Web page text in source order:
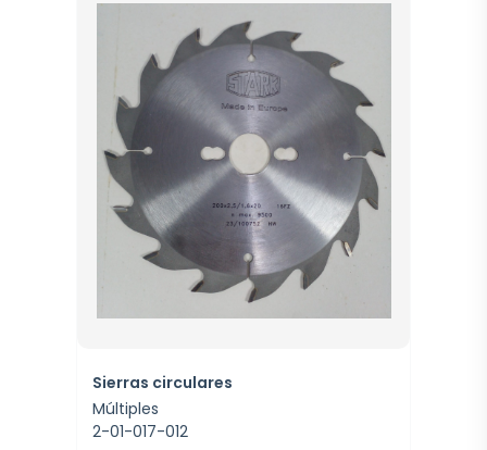
Sierras circulares
Múltiples
2-01-017-012